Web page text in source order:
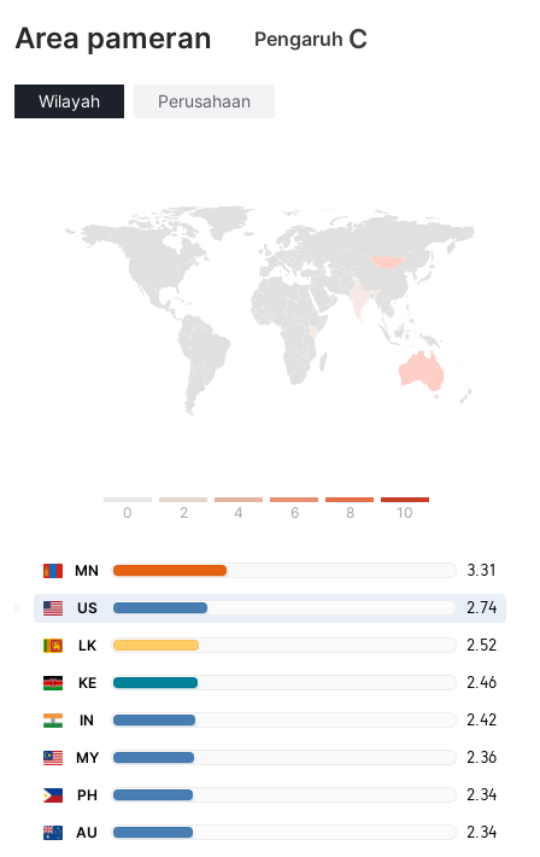
Area pameran Pengaruh C
Wilayah Perusahaan
0 2 4 6 8 10
MN 3.31
US 2.74
LK 2.52
KE 2.46
IN 2.42
MY 2.36
PH 2.34
AU 2.34